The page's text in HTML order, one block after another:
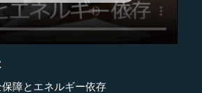
障とエネルギー依存